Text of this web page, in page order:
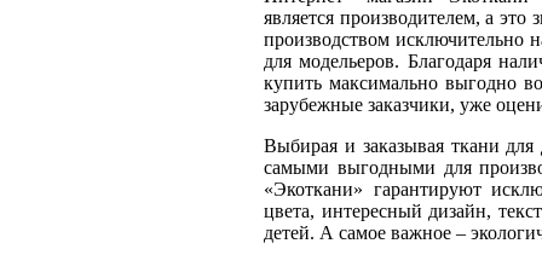
является производителем, а это
производством исключительно
для модельеров. Благодаря
купить максимально выгодно
зарубежные заказчики, уже
Выбирая и заказывая ткани
самыми выгодными для
«Экоткани» гарантируют
цвета, интересный дизайн,
детей. А самое важное –